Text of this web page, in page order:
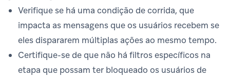
Verifique se há uma condição de corrida, que
impacta as mensagens que os usuários recebem se
eles dispararem múltiplas ações ao mesmo tempo.
Certifique-se de que não há filtros específicos na
etapa que possam ter bloqueado os usuários de